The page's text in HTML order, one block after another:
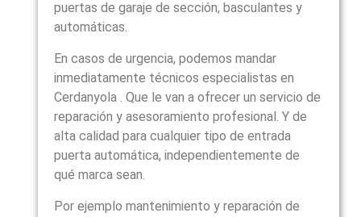
puertas de garaje de sección, basculantes y
automáticas.
En casos de urgencia, podemos mandar
inmediatamente técnicos especialistas en
Cerdanyola . Que le van a ofrecer un servicio de
reparación y asesoramiento profesional. Y de
alta calidad para cualquier tipo de entrada
puerta automática, independientemente de
qué marca sean.
Por ejemplo mantenimiento y reparación de